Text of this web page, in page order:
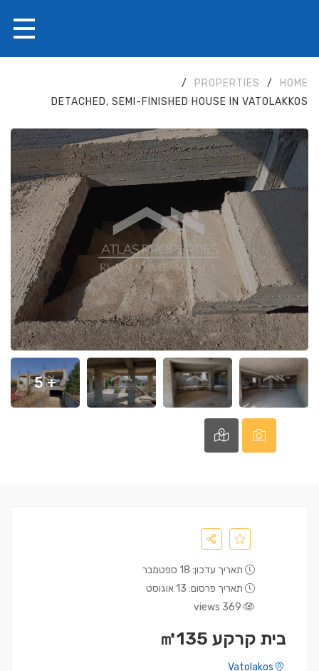
HOME
/
PROPERTIES
/
DETACHED, SEMI-FINISHED HOUSE IN VATOLAKKOS
+ 5
תאריך עדכון: 18 ספטמבר
תאריך פרסום: 13 אוגוסט
369 views
בית קרקע ㎡135